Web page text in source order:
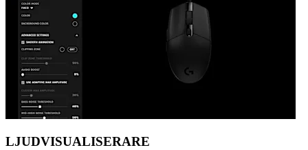
LJUDVISUALISERARE